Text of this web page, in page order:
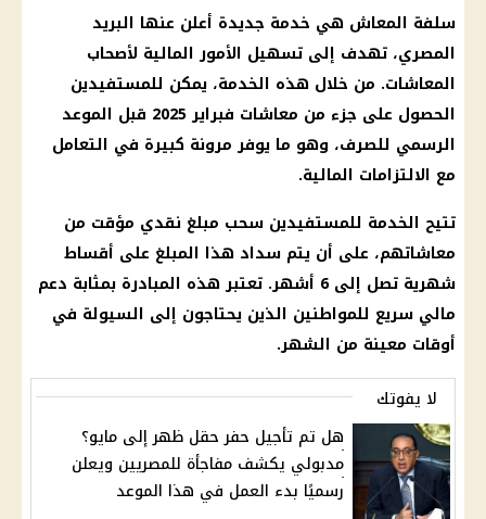
سلفة المعاش هي خدمة جديدة أعلن عنها البريد
المصري، تهدف إلى تسهيل الأمورالمالية لأصحاب
المعاشات. من خلال هذه الخدمة، يمكن للمستفيدين
الحصول على جزء من معاشات
فبراير 2025 قبل الموعد
الرسمي للصرف، وهو ما يوفر مرونة كبيرة في التعامل
مع الالتزامات المالية.
تتيح الخدمة للمستفيدين سحب مبلغ نقدي مؤقت من
معاشاتهم، على أن يتم سداد هذا المبلغ على أقساط
شهرية تصل إلى 6 أشهر. تعتبر هذه المبادرة بمثابة
دعم
مالي سريع للمواطنين الذين يحتاجون إلى السيولة في
أوقات معينة من الشهر.
لا يفوتك
هل تم تأجيل حفر حقل ظهر إلى مايو؟
مدبولي يكشف مفاجأة للمصريين ويعلن
رسميًا بدء العمل في هذا الموعد